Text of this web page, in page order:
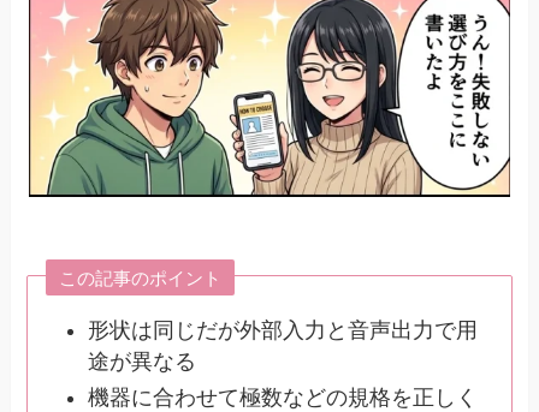
この記事のポイント
形状は同じだが外部入力と音声出力で用
途が異なる
機器に合わせて極数などの規格を正しく